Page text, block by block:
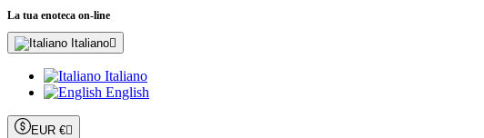
La tua enoteca on-line
Italiano
Italiano
English
EUR €